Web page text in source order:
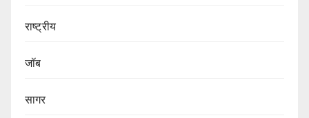
राष्ट्रीय
जॉब
सागर